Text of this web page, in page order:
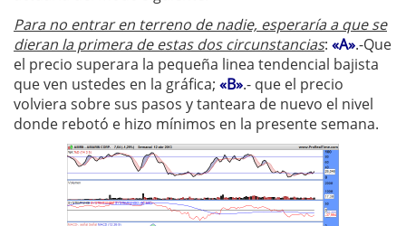
Para no entrar en terreno de nadie, esperaría a que se
dieran la primera de estas dos circunstancias: «A».-Que
el precio superara la pequeña linea tendencial bajista
que ven ustedes en la gráfica; «B».- que el precio
volviera sobre sus pasos y tanteara de nuevo el nivel
donde rebotó e hizo mínimos en la presente semana.